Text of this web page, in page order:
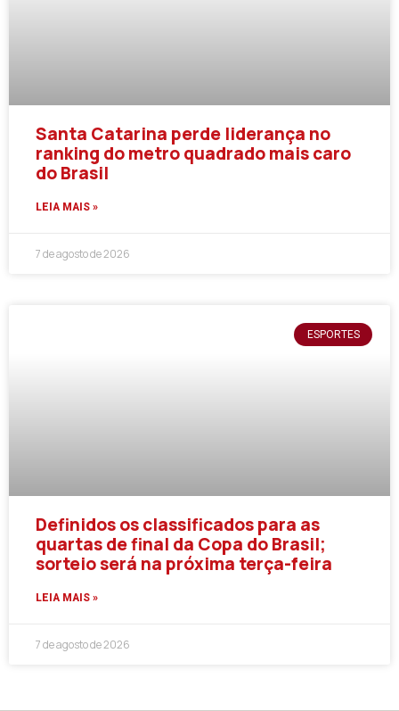
Santa Catarina perde liderança no
ranking do metro quadrado mais caro
do Brasil
LEIA MAIS »
7 de agosto de 2026
ESPORTES
Definidos os classificados para as
quartas de final da Copa do Brasil;
sorteio será na próxima terça-feira
LEIA MAIS »
7 de agosto de 2026